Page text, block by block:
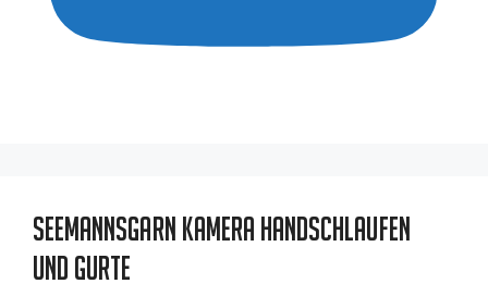
Seemannsgarn Kamera Handschlaufen
und Gurte